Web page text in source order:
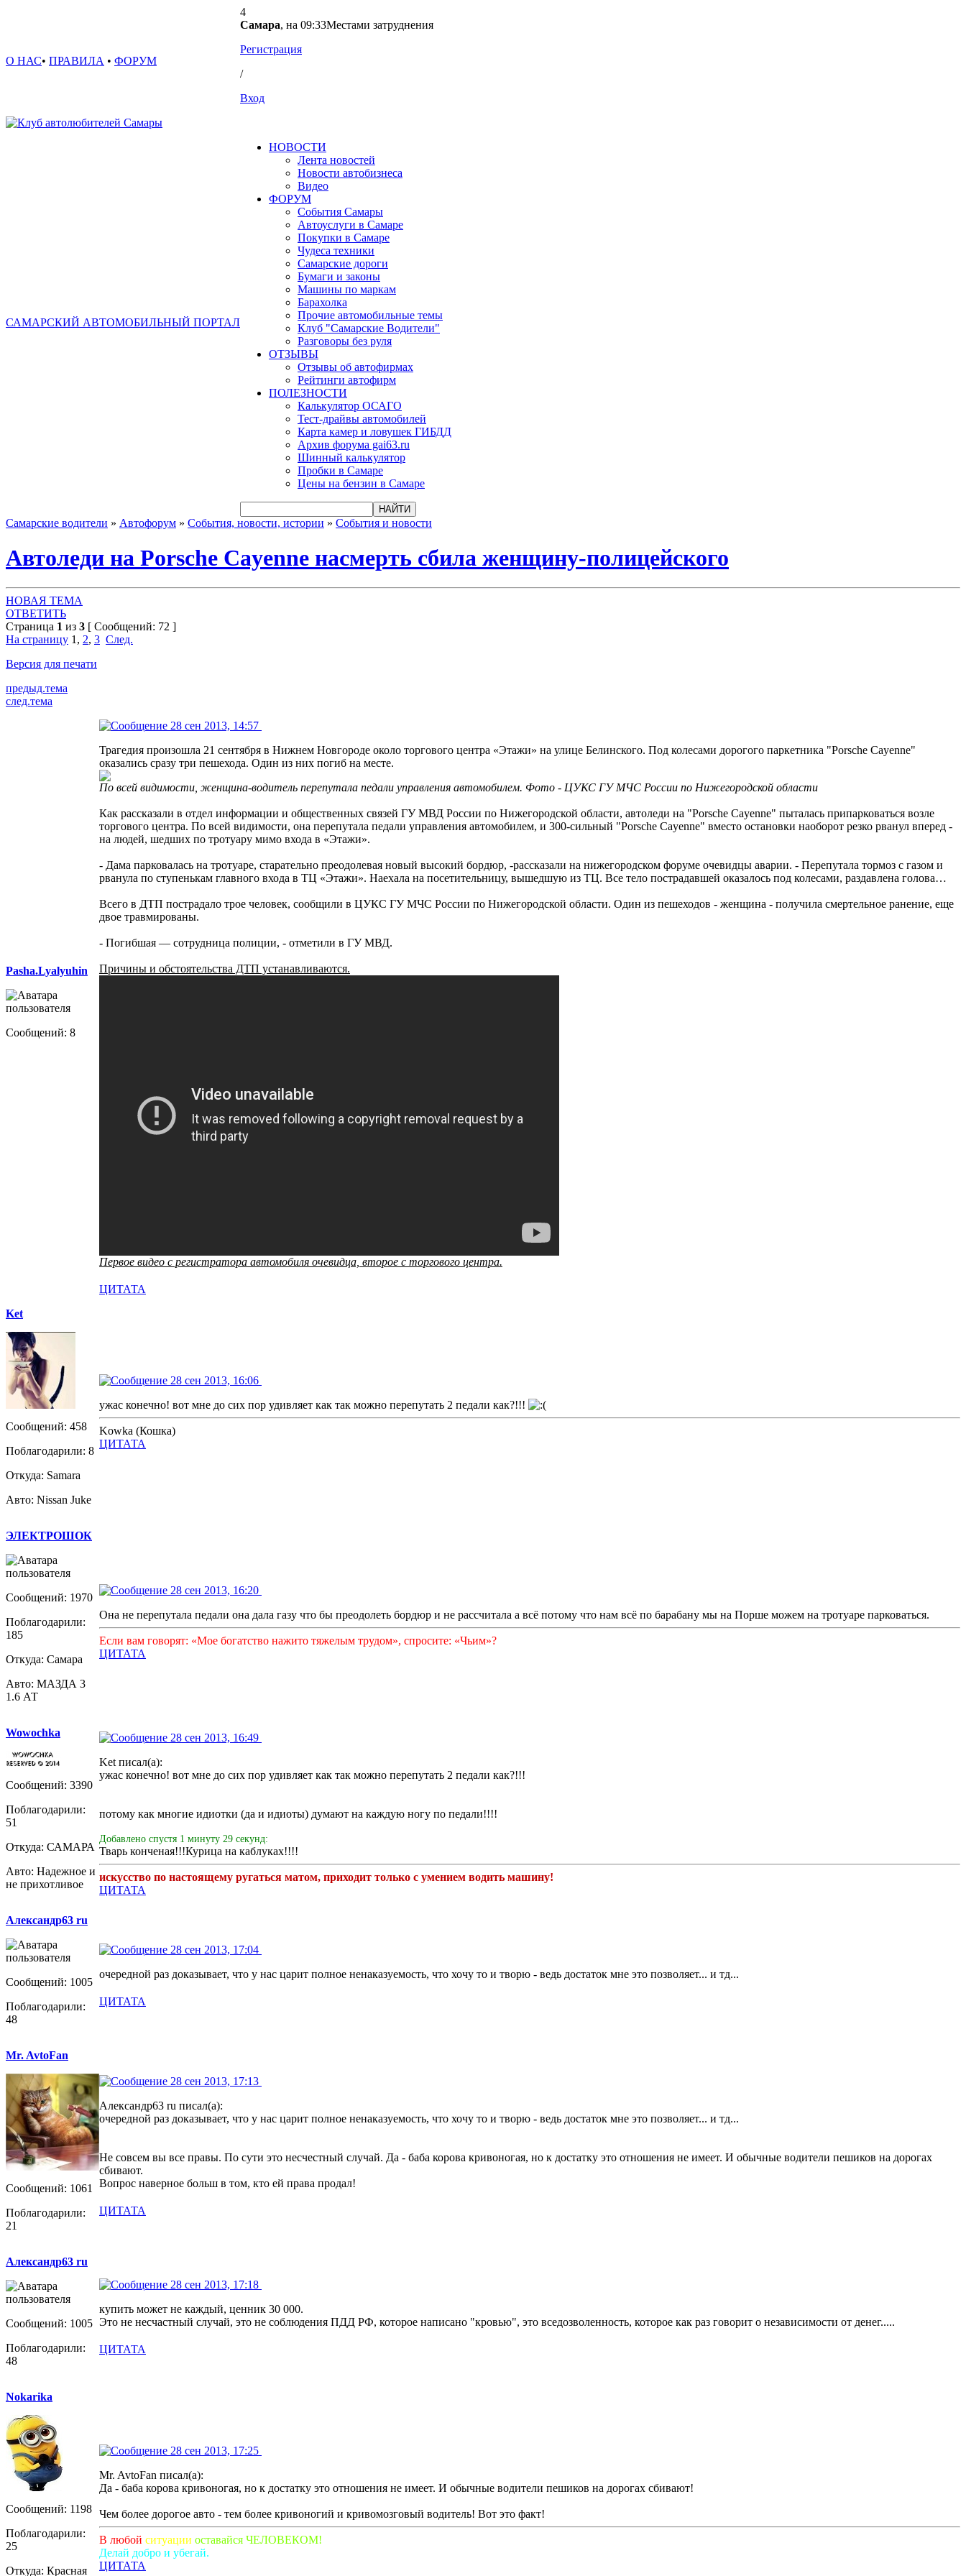
О НАС• ПРАВИЛА • ФОРУМ
4
Самара, на 09:33Местами затруднения
Регистрация
/
Вход
САМАРСКИЙ АВТОМОБИЛЬНЫЙ ПОРТАЛ
НОВОСТИ
Лента новостей
Новости автобизнеса
Видео
ФОРУМ
События Самары
Автоуслуги в Самаре
Покупки в Самаре
Чудеса техники
Самарские дороги
Бумаги и законы
Машины по маркам
Барахолка
Прочие автомобильные темы
Клуб "Самарские Водители"
Разговоры без руля
ОТЗЫВЫ
Отзывы об автофирмах
Рейтинги автофирм
ПОЛЕЗНОСТИ
Калькулятор ОСАГО
Тест-драйвы автомобилей
Карта камер и ловушек ГИБДД
Архив форума gai63.ru
Шинный калькулятор
Пробки в Самаре
Цены на бензин в Самаре
Самарские водители » Автофорум » События, новости, истории » События и новости
Автоледи на Porsche Cayenne насмерть сбила женщину-полицейского
НОВАЯ ТЕМА
ОТВЕТИТЬ
Страница 1 из 3 [ Сообщений: 72 ]
На страницу 1 , 2, 3 След.
Версия для печати
предыд.тема
след.тема
Pasha.Lyalyuhin
Сообщений: 8
28 сен 2013, 14:57
Трагедия произошла 21 сентября в Нижнем Новгороде около торгового центра «Этажи» на улице Белинского. Под колесами дорогого паркетника "Porsche Cayenne"
оказались сразу три пешехода. Один из них погиб на месте.
По всей видимости, женщина-водитель перепутала педали управления автомобилем. Фото - ЦУКС ГУ МЧС России по Нижегородской области
Как рассказали в отдел информации и общественных связей ГУ МВД России по Нижегородской области, автоледи на "Porsche Cayenne" пыталась припарковаться возле
торгового центра. По всей видимости, она перепутала педали управления автомобилем, и 300-сильный "Porsche Cayenne" вместо остановки наоборот резко рванул вперед -
на людей, шедших по тротуару мимо входа в «Этажи».
- Дама парковалась на тротуаре, старательно преодолевая новый высокий бордюр, -рассказали на нижегородском форуме очевидцы аварии. - Перепутала тормоз с газом и
рванула по ступенькам главного входа в ТЦ «Этажи». Наехала на посетительницу, вышедшую из ТЦ. Все тело пострадавшей оказалось под колесами, раздавлена голова…
Всего в ДТП пострадало трое человек, сообщили в ЦУКС ГУ МЧС России по Нижегородской области. Один из пешеходов - женщина - получила смертельное ранение, еще
двое травмированы.
- Погибшая — сотрудница полиции, - отметили в ГУ МВД.
Причины и обстоятельства ДТП устанавливаются.
Первое видео с регистратора автомобиля очевидца, второе с торгового центра.
ЦИТАТА
Ket
Сообщений: 458
Поблагодарили: 8
Откуда: Samara
Авто: Nissan Juke
28 сен 2013, 16:06
ужас конечно! вот мне до сих пор удивляет как так можно перепутать 2 педали как?!!!
Kowka (Кошка)
ЦИТАТА
ЭЛЕКТРОШОК
Сообщений: 1970
Поблагодарили:
185
Откуда: Самара
Авто: МАЗДА 3
1.6 АТ
28 сен 2013, 16:20
Она не перепутала педали она дала газу что бы преодолеть бордюр и не рассчитала а всё потому что нам всё по барабану мы на Порше можем на тротуаре парковаться.
Если вам говорят: «Мое богатство нажито тяжелым трудом», спросите: «Чьим»?
ЦИТАТА
Wowochka
Сообщений: 3390
Поблагодарили:
51
Откуда: САМАРА
Авто: Надежное и
не прихотливое
28 сен 2013, 16:49
Ket писал(а):
ужас конечно! вот мне до сих пор удивляет как так можно перепутать 2 педали как?!!!
потому как многие идиотки (да и идиоты) думают на каждую ногу по педали!!!!
Добавлено спустя 1 минуту 29 секунд:
Тварь конченая!!!Курица на каблуках!!!!
искусство по настоящему ругаться матом, приходит только с умением водить машину!
ЦИТАТА
Александр63 ru
Сообщений: 1005
Поблагодарили:
48
28 сен 2013, 17:04
очередной раз доказывает, что у нас царит полное ненаказуемость, что хочу то и творю - ведь достаток мне это позволяет... и тд...
ЦИТАТА
Mr. AvtoFan
Сообщений: 1061
Поблагодарили:
21
28 сен 2013, 17:13
Александр63 ru писал(а):
очередной раз доказывает, что у нас царит полное ненаказуемость, что хочу то и творю - ведь достаток мне это позволяет... и тд...
Не совсем вы все правы. По сути это несчестный случай. Да - баба корова кривоногая, но к достатку это отношения не имеет. И обычные водители пешиков на дорогах
сбивают.
Вопрос наверное больш в том, кто ей права продал!
ЦИТАТА
Александр63 ru
Сообщений: 1005
Поблагодарили:
48
28 сен 2013, 17:18
купить может не каждый, ценник 30 000.
Это не несчастный случай, это не соблюдения ПДД РФ, которое написано "кровью", это вседозволенность, которое как раз говорит о независимости от денег.....
ЦИТАТА
Nokarika
Сообщений: 1198
Поблагодарили:
25
Откуда: Красная
28 сен 2013, 17:25
Mr. AvtoFan писал(а):
Да - баба корова кривоногая, но к достатку это отношения не имеет. И обычные водители пешиков на дорогах сбивают!
Чем более дорогое авто - тем более кривоногий и кривомозговый водитель! Вот это факт!
В любой ситуации оставайся ЧЕЛОВЕКОМ!
Делай добро и убегай.
ЦИТАТА